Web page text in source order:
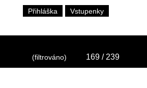
Přihláška Vstupenky
(filtrováno) 169 / 239